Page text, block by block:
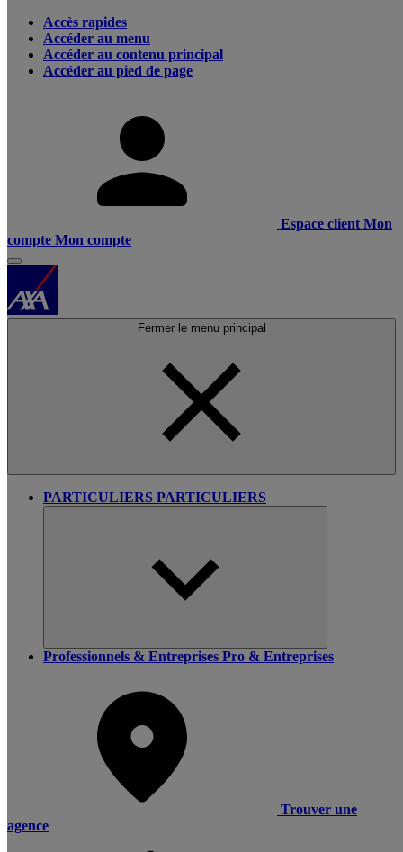
Accès rapides
Accéder au menu
Accéder au contenu principal
Accéder au pied de page
Espace client Mon
compte Mon compte
Fermer le menu principal
PARTICULIERS PARTICULIERS
Professionnels & Entreprises Pro & Entreprises
Trouver une
agence